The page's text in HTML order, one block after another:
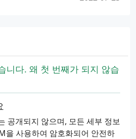
니다. 왜 첫 번째가 되지 않습
공개되지 않으며, 모든 세부 정보
을 사용하여 암호화되어 안전하